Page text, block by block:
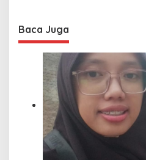
Baca Juga